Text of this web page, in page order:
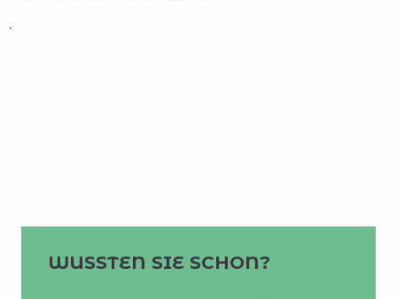
.
WUSSTEN SIE SCHON?